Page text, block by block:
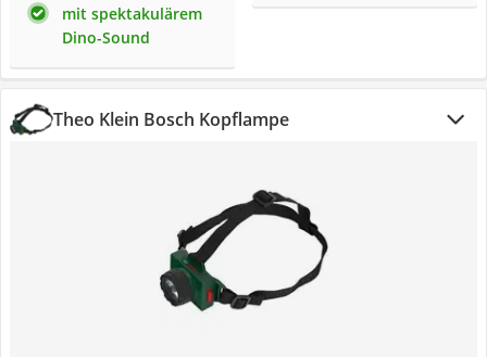
mit spektakulärem
Dino-Sound
Theo Klein Bosch Kopflampe